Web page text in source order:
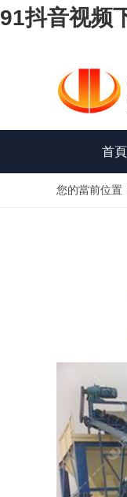
91抖音视频
首頁
您的當前位置